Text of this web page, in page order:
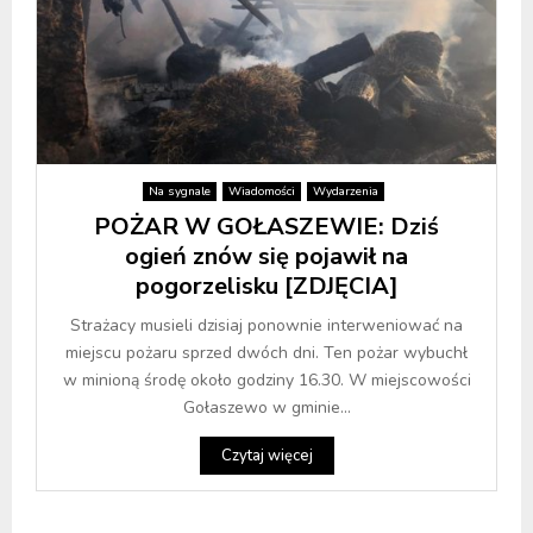
Na sygnale Wiadomości Wydarzenia
POŻAR W GOŁASZEWIE: Dziś
ogień znów się pojawił na
pogorzelisku [ZDJĘCIA]
Strażacy musieli dzisiaj ponownie interweniować na
miejscu pożaru sprzed dwóch dni. Ten pożar wybuchł
w minioną środę około godziny 16.30. W miejscowości
Gołaszewo w gminie...
Czytaj więcej